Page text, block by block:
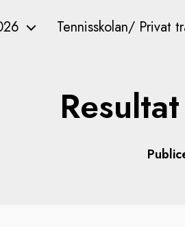
Tennisskolan/ Privat